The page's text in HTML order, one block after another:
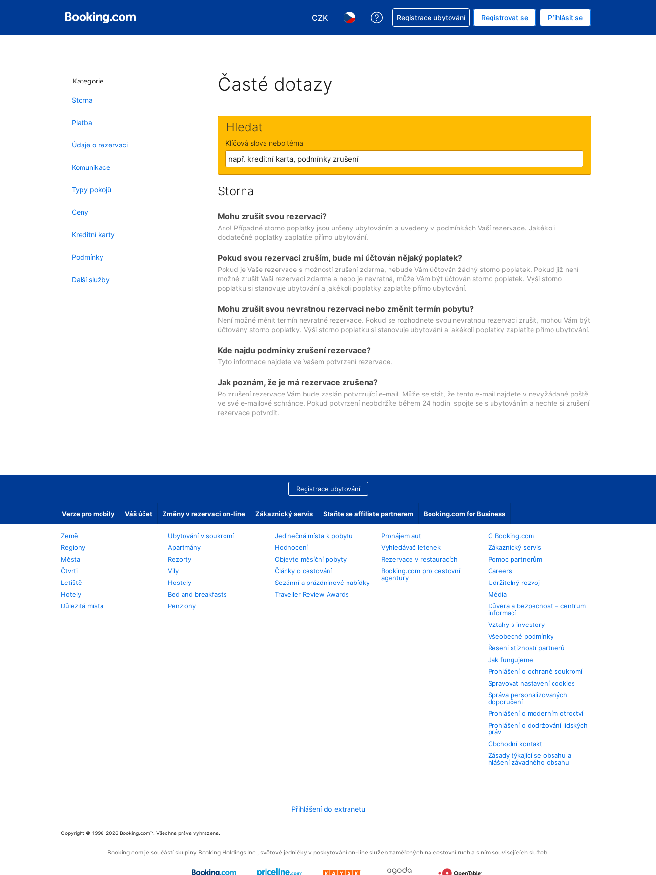
CZK
Vyberte si měnu. Aktuálně zvolená měna: Česká koruna
Vyberte si jazyk. Aktuálně zvolený jazyk: V češtině
Asistence s rezervací
Registrace ubytování Registrovat se Přihlásit se
Kategorie
Storna
Platba
Údaje o rezervaci
Komunikace
Typy pokojů
Ceny
Kreditní karty
Podmínky
Další služby
Časté dotazy
Hledat
Klíčová slova nebo téma
Storna
Mohu zrušit svou rezervaci?
Ano! Případné storno poplatky jsou určeny ubytováním a uvedeny v podmínkách Vaší rezervace. Jakékoli
dodatečné poplatky zaplatíte přímo ubytování.
Pokud svou rezervaci zruším, bude mi účtován nějaký poplatek?
Pokud je Vaše rezervace s možností zrušení zdarma, nebude Vám účtován žádný storno poplatek. Pokud již není
možné zrušit Vaši rezervaci zdarma a nebo je nevratná, může Vám být účtován storno poplatek. Výši storno
poplatku si stanovuje ubytování a jakékoli poplatky zaplatíte přímo ubytování.
Mohu zrušit svou nevratnou rezervaci nebo změnit termín pobytu?
Není možné měnit termín nevratné rezervace. Pokud se rozhodnete svou nevratnou rezervaci zrušit, mohou Vám být
účtovány storno poplatky. Výši storno poplatku si stanovuje ubytování a jakékoli poplatky zaplatíte přímo ubytování.
Kde najdu podmínky zrušení rezervace?
Tyto informace najdete ve Vašem potvrzení rezervace.
Jak poznám, že je má rezervace zrušena?
Po zrušení rezervace Vám bude zaslán potvrzující e-mail. Může se stát, že tento e-mail najdete v nevyžádané poště
ve své e-mailové schránce. Pokud potvrzení neobdržíte během 24 hodin, spojte se s ubytováním a nechte si zrušení
rezervace potvrdit.
Registrace ubytování
Verze pro mobily Váš účet Změny v rezervaci on-line Zákaznický servis Staňte se affiliate partnerem Booking.com for Business
Země
Regiony
Města
Čtvrti
Letiště
Hotely
Důležitá místa
Ubytování v soukromí
Apartmány
Rezorty
Vily
Hostely
Bed and breakfasts
Penziony
Jedinečná místa k pobytu
Hodnocení
Objevte měsíční pobyty
Články o cestování
Sezónní a prázdninové nabídky
Traveller Review Awards
Pronájem aut
Vyhledávač letenek
Rezervace v restauracích
Booking.com pro cestovní
agentury
O Booking.com
Zákaznický servis
Pomoc partnerům
Careers
Udržitelný rozvoj
Média
Důvěra a bezpečnost – centrum
informací
Vztahy s investory
Všeobecné podmínky
Řešení stížností partnerů
Jak fungujeme
Prohlášení o ochraně soukromí
Spravovat nastavení cookies
Správa personalizovaných
doporučení
Prohlášení o moderním otroctví
Prohlášení o dodržování lidských
práv
Obchodní kontakt
Zásady týkající se obsahu a
hlášení závadného obsahu
Přihlášení do extranetu
Copyright © 1996–2026 Booking.com™. Všechna práva vyhrazena.
Booking.com je součástí skupiny Booking Holdings Inc., světové jedničky v poskytování on-line služeb zaměřených na cestovní ruch a s ním souvisejících služeb.